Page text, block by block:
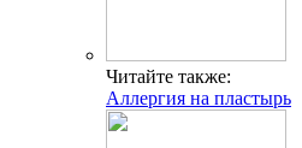
Читайте также:
Аллергия на пластырь